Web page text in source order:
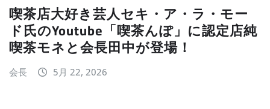
喫茶店大好き芸人セキ・ア・ラ・モー
ド氏のYoutube「喫茶んぽ」に認定店純
喫茶モネと会長田中が登場！
会長 5月 22, 2026